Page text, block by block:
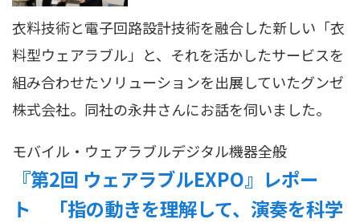
衣料技術と電子回路設計技術を融合した新しい「衣
料型ウェアラブル」と、それを活かしたサービスを
組み合わせたソリューションを出展していたグンゼ
株式会社。同社の永井さんにお話を伺いました。
モバイル・ウェアラブルデジタル機器全般
『第2回 ウェアラブルEXPO』レポー
ト 「指の動きを理解して、演奏を科学